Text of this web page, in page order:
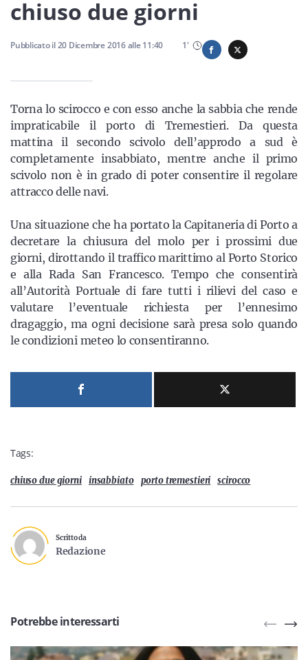
Servizi
Resta sempre aggiornato con le ultime news, iscriviti alla
nostra newsletter
Iscriviti
chiuso due giorni
Pubblicato il20 Dicembre 2016alle11:40 1'
Torna lo scirocco e con esso anche la sabbia che rende
impraticabile il porto di Tremestieri. Da questa
mattina il secondo scivolo dell’approdo a sud è
completamente insabbiato, mentre anche il primo
scivolo non è in grado di poter consentire il regolare
attracco delle navi.
Una situazione che ha portato la Capitaneria di Porto a
decretare la chiusura del molo per i prossimi due
giorni, dirottando il traffico marittimo al Porto Storico
e alla Rada San Francesco. Tempo che consentirà
all’Autorità Portuale di fare tutti i rilievi del caso e
valutare l’eventuale richiesta per l’ennesimo
dragaggio, ma ogni decisione sarà presa solo quando
le condizioni meteo lo consentiranno.
Tags:
chiuso due giorni insabbiato porto tremestieri scirocco
Scritto da
Redazione
Potrebbe interessarti